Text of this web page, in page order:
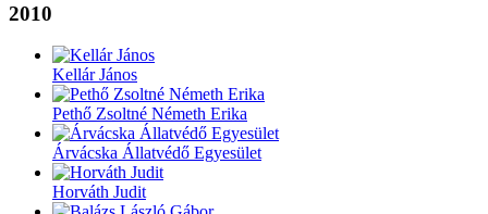
2010
Kellár János
Pethő Zsoltné Németh Erika
Árvácska Állatvédő Egyesület
Horváth Judit